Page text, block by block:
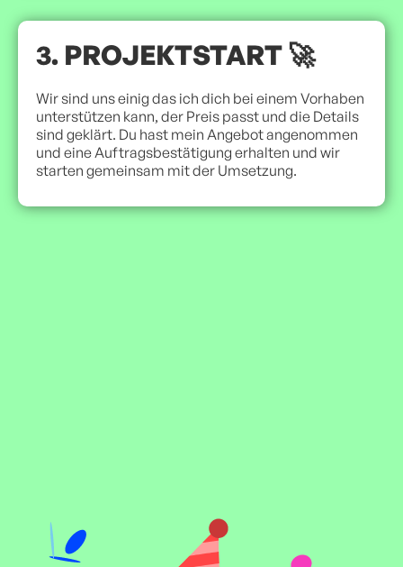
3. PROJEKTSTART 🚀
Wir sind uns einig das ich dich bei einem Vorhaben
unterstützen kann, der Preis passt und die Details
sind geklärt. Du hast mein Angebot angenommen
und eine Auftragsbestätigung erhalten und wir
starten gemeinsam mit der Umsetzung.